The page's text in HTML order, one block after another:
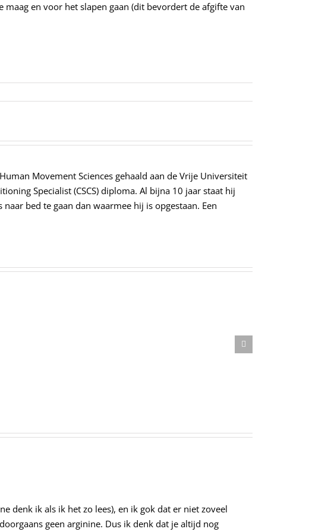
en voor het slapen gaan (dit bevordert de afgifte van
Movement Sciences gehaald aan de Vrije Universiteit
Specialist (CSCS) diploma. Al bijna 10 jaar staat hij
bed te gaan dan waarmee hij is opgestaan. Een
denk ik als ik het zo lees), en ik gok dat er niet zoveel
geen arginine. Dus ik denk dat je altijd nog